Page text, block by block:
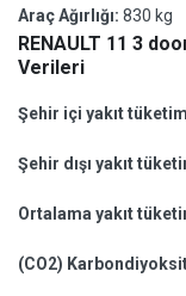
Araç Ağırlığı: 830 kg
RENAULT 11 3
Verileri
Şehir içi yakıt
Şehir dışı yakıt
Ortalama yakıt
(CO2)